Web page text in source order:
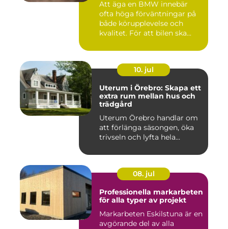
Att äga en BMW innebär
ofta höga förväntningar på
både körupplevelse och
kvalitet. För att bilen ska...
10. jul
Uterum i Örebro: Skapa ett
extra rum mellan hus och
trädgård
Uterum Örebro handlar om
att förlänga säsongen, öka
trivseln och lyfta hela...
08. jul
Professionella markarbeten
för alla typer av projekt
Markarbeten Eskilstuna är en
avgörande del av alla